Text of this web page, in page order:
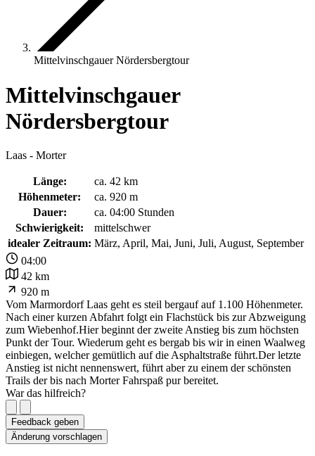
Mittelvinschgauer Nördersbergtour
Mittelvinschgauer
Nördersbergtour
Laas - Morter
Länge:
ca. 42 km
Höhenmeter:
ca. 920 m
Dauer:
ca. 04:00 Stunden
Schwierigkeit:
mittelschwer
idealer Zeitraum: März, April, Mai, Juni, Juli, August, September
04:00
42 km
920 m
Vom Marmordorf Laas geht es steil bergauf auf 1.100 Höhenmeter.
Nach einer kurzen Abfahrt folgt ein Flachstück bis zur Abzweigung
zum Wiebenhof.Hier beginnt der zweite Anstieg bis zum höchsten
Punkt der Tour. Wiederum geht es bergab bis wir in einen Waalweg
einbiegen, welcher gemütlich auf die Asphaltstraße führt.Der letzte
Anstieg ist nicht nennenswert, führt aber zu einem der schönsten
Trails der bis nach Morter Fahrspaß pur bereitet.
War das hilfreich?
Feedback geben
Änderung vorschlagen